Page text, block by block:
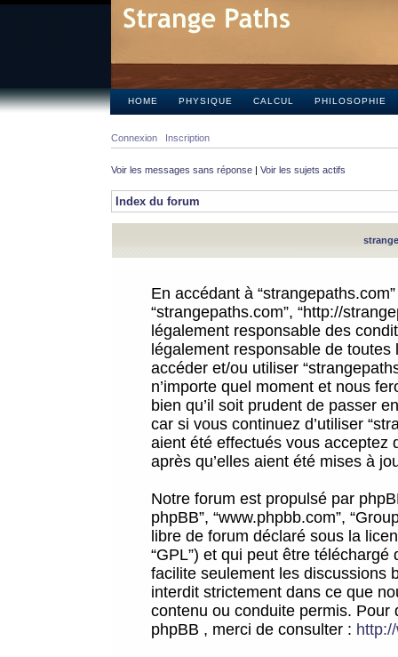
HOME PHYSIQUE CALCUL PHILOSOPHIE
Connexion Inscription
Voir les messages sans réponse | Voir les sujets actifs
Index du forum
En accédant à
“strangepaths.com”, “http://
légalement responsable des
légalement responsable de
accéder et/ou utiliser
n’importe quel moment et nous
bien qu’il soit prudent de passer
car si vous continuez d’utiliser
aient été effectués vous acceptez
après qu’elles aient été mises à
Notre forum est propulsé par
phpBB”, “www.phpbb.com”,
libre de forum déclaré sous la
“GPL”) et qui peut être téléchargé
facilite seulement les discussions
interdit strictement dans ce que
contenu ou conduite permis.
phpBB , merci de consulter :